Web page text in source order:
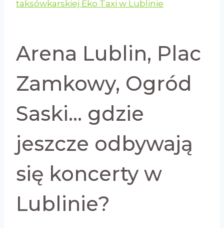
taksówkarskiej Eko Taxi w Lublinie
Arena Lublin, Plac
Zamkowy, Ogród
Saski… gdzie
jeszcze odbywają
się koncerty w
Lublinie?